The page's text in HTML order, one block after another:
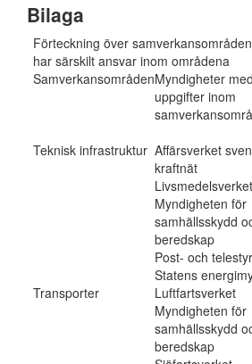
Bilaga
Förteckning över
har särskilt ansvar inom områdena
SamverkansområdenMyndigheter
uppgifter inom
Teknisk infrastruktur Affärsverket
kraftnät
Livsmedelsverket
Myndigheten för
samhällsskydd
beredskap
Post- och
Statens
Transporter
Luftfartsverket
Myndigheten för
samhällsskydd
beredskap